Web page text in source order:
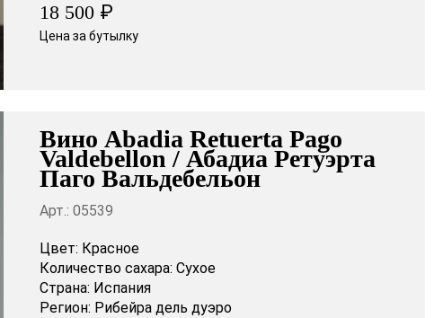
18 500 ₽
Цена за бутылку
Вино Abadia Retuerta Pago
Valdebellon / Абадиа Ретуэрта
Паго Вальдебельон
Арт.: 05539
Цвет: Красное
Количество сахара: Сухое
Страна: Испания
Регион: Рибейра дель дуэро